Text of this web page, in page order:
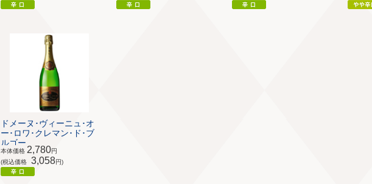
ドメーヌ･ヴィーニュ･オ
ー･ロワ･クレマン･ド･ブ
ルゴー...
本体価格 2,780円
(税込価格
3,058円)